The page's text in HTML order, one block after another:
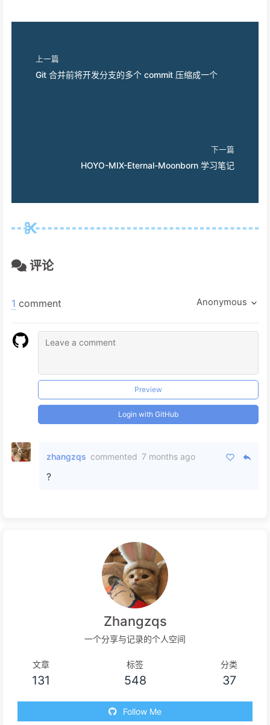
上一篇
Git 合并前将开发分支的多个 commit 压缩成一个
下一篇
HOYO-MIX-Eternal-Moonborn 学习笔记
评论
1 comment Anonymous
Preview
Login with GitHub
zhangzqs commented 7 months ago
?
Zhangzqs
一个分享与记录的个人空间
文章
131
标签
548
分类
37
Follow Me